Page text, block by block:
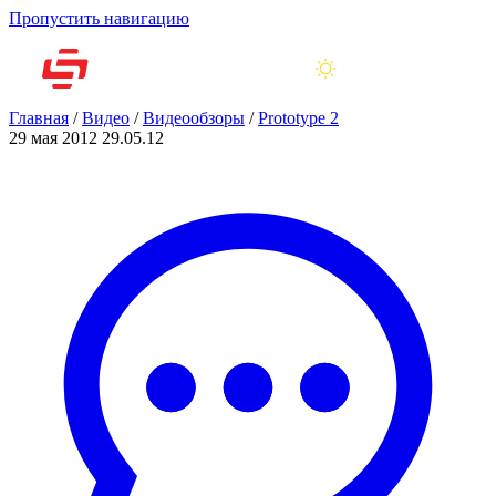
Пропустить навигацию
Главная /Видео /Видеообзоры /Prototype 2
29 мая 2012 29.05.12